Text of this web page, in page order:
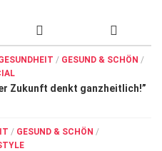
/ GESUND & SCHÖN /
Zukunft denkt ganzheitlich!”
/ GESUND & SCHÖN /